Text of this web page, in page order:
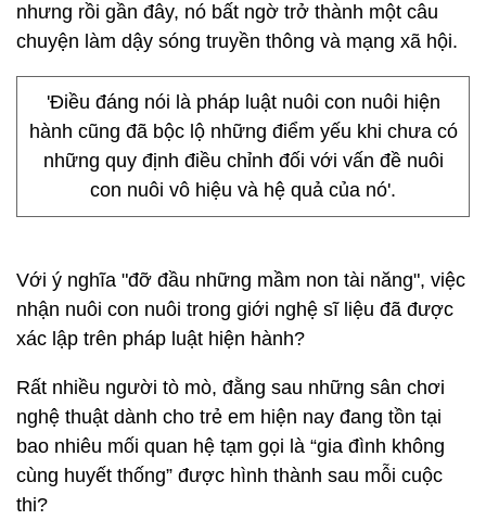
nhưng rồi gần đây, nó bất ngờ trở thành một câu
chuyện làm dậy sóng truyền thông và mạng xã hội.
'Điều đáng nói là pháp luật nuôi con nuôi hiện
hành cũng đã bộc lộ những điểm yếu khi chưa có
những quy định điều chỉnh đối với vấn đề nuôi
con nuôi vô hiệu và hệ quả của nó'.
Với ý nghĩa "đỡ đầu những mầm non tài năng", việc
nhận nuôi con nuôi trong giới nghệ sĩ liệu đã được
xác lập trên pháp luật hiện hành?
Rất nhiều người tò mò, đằng sau những sân chơi
nghệ thuật dành cho trẻ em hiện nay đang tồn tại
bao nhiêu mối quan hệ tạm gọi là “gia đình không
cùng huyết thống” được hình thành sau mỗi cuộc
thi?